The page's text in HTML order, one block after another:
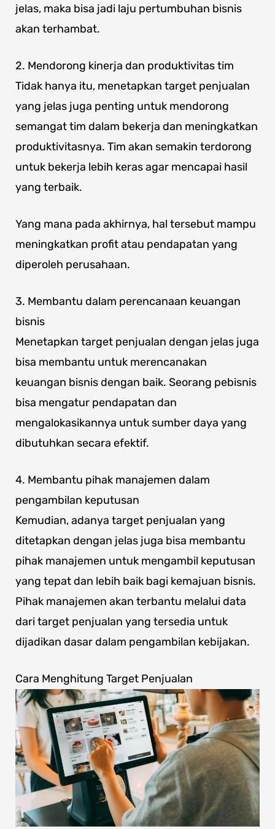
jelas, maka bisa jadi laju pertumbuhan bisnis
akan terhambat.
2. Mendorong kinerja dan produktivitas tim
Tidak hanya itu, menetapkan target penjualan
yang jelas juga penting untuk mendorong
semangat tim dalam bekerja dan meningkatkan
produktivitasnya. Tim akan semakin terdorong
untuk bekerja lebih keras agar mencapai hasil
yang terbaik.
Yang mana pada akhirnya, hal tersebut mampu
meningkatkan profit atau pendapatan yang
diperoleh perusahaan.
3. Membantu dalam perencanaan keuangan
bisnis
Menetapkan target penjualan dengan jelas juga
bisa membantu untuk merencanakan
keuangan bisnis dengan baik. Seorang pebisnis
bisa mengatur pendapatan dan
mengalokasikannya untuk sumber daya yang
dibutuhkan secara efektif.
4. Membantu pihak manajemen dalam
pengambilan keputusan
Kemudian, adanya target penjualan yang
ditetapkan dengan jelas juga bisa membantu
pihak manajemen untuk mengambil keputusan
yang tepat dan lebih baik bagi kemajuan bisnis.
Pihak manajemen akan terbantu melalui data
dari target penjualan yang tersedia untuk
dijadikan dasar dalam pengambilan kebijakan.
Cara Menghitung Target Penjualan